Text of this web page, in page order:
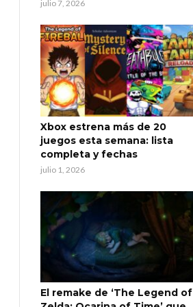
julio 7, 2026
Xbox estrena más de 20
juegos esta semana: lista
completa y fechas
julio 1, 2026
El remake de ‘The Legend of